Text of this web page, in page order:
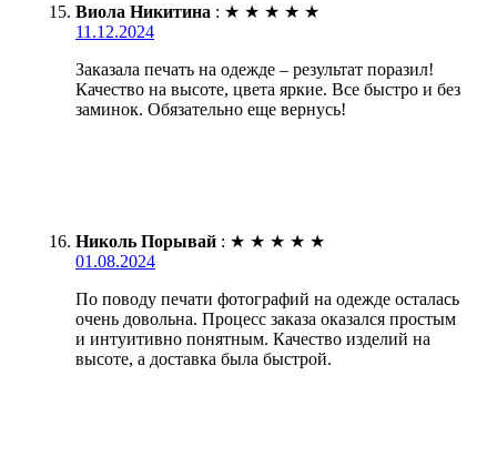
Виола Никитина : ★ ★ ★ ★ ★
11.12.2024
Заказала печать на одежде – результат поразил!
Качество на высоте, цвета яркие. Все быстро и без
заминок. Обязательно еще вернусь!
Николь Порывай : ★ ★ ★ ★ ★
01.08.2024
По поводу печати фотографий на одежде осталась
очень довольна. Процесс заказа оказался простым
и интуитивно понятным. Качество изделий на
высоте, а доставка была быстрой.